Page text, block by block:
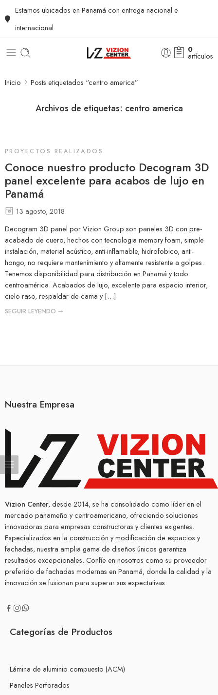
Estamos ubicados en Panamá con entrega nacional e
internacional
0
artículos
Inicio Posts etiquetados “centro america”
Archivos de etiquetas: centro america
PROYECTOS REALIZADOS
Conoce nuestro producto Decogram 3D
panel excelente para acabos de lujo en
Panamá
13 agosto, 2018
Decogram 3D panel por Vizion Group son paneles 3D con pre-
acabado de cuero, hechos con tecnologia memory foam, simple
instalación, material acústico, anti-inflamable, hidrofobico, anti-
hongo, no requiere mantenimiento y altamente resistente a golpes.
Tenemos disponibilidad para distribución en Panamá y todo
centroamérica. Acabados de lujo, excelente para espacio interior,
cielo raso, respaldar de cama y […]
SEGUIR LEYENDO ➞
Nuestra Empresa
Vizion Center, desde 2014, se ha consolidado como líder en el
mercado panameño y centroamericano, ofreciendo soluciones
innovadoras para empresas constructoras y clientes exigentes.
Especializados en la construcción y modificación de espacios y
fachadas, nuestra amplia gama de diseños únicos garantiza
resultados excepcionales. Confíe en nosotros como su proveedor
preferido de fachadas modernas en Panamá, donde la calidad y la
innovación se fusionan para superar sus expectativas.
Categorías de Productos
Lámina de aluminio compuesto (ACM)
Paneles Perforados